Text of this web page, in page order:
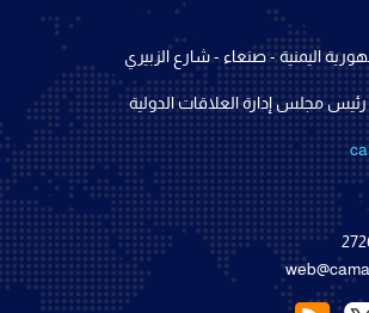
اليمنية - صنعاء - شارع الزبيري
رئيس مجلس إدارة العلاقات الدولية